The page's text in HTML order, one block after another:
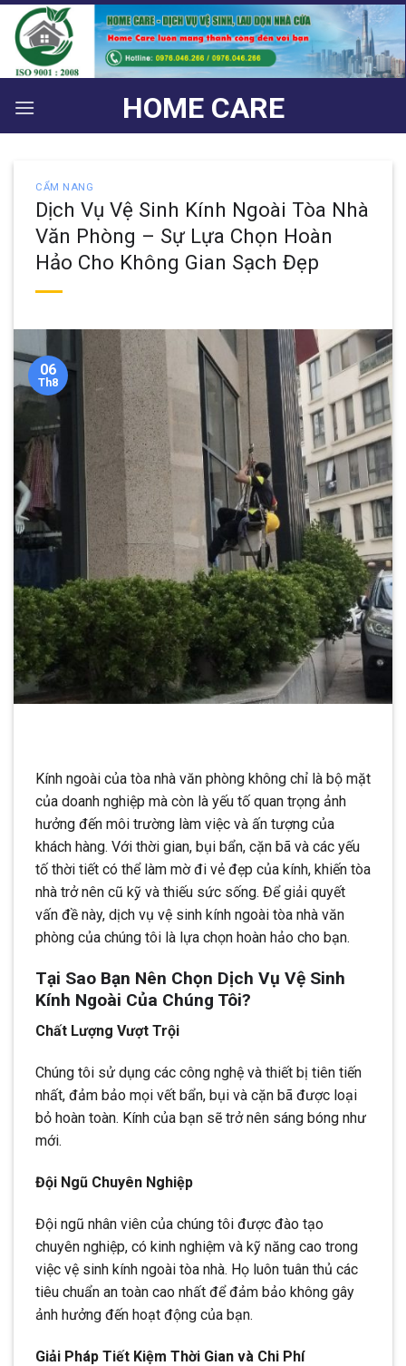
Bỏ
qua
nội
dung
HOME CARE
CẨM NANG
Dịch Vụ Vệ Sinh Kính Ngoài Tòa Nhà
Văn Phòng – Sự Lựa Chọn Hoàn
Hảo Cho Không Gian Sạch Đẹp
06
Th8
Kính ngoài của tòa nhà văn phòng không chỉ là bộ mặt
của doanh nghiệp mà còn là yếu tố quan trọng ảnh
hưởng đến môi trường làm việc và ấn tượng của
khách hàng. Với thời gian, bụi bẩn, cặn bã và các yếu
tố thời tiết có thể làm mờ đi vẻ đẹp của kính, khiến tòa
nhà trở nên cũ kỹ và thiếu sức sống. Để giải quyết
vấn đề này, dịch vụ vệ sinh kính ngoài tòa nhà văn
phòng của chúng tôi là lựa chọn hoàn hảo cho bạn.
Tại Sao Bạn Nên Chọn Dịch Vụ Vệ Sinh
Kính Ngoài Của Chúng Tôi?
Chất Lượng Vượt Trội
Chúng tôi sử dụng các công nghệ và thiết bị tiên tiến
nhất, đảm bảo mọi vết bẩn, bụi và cặn bã được loại
bỏ hoàn toàn. Kính của bạn sẽ trở nên sáng bóng như
mới.
Đội Ngũ Chuyên Nghiệp
Đội ngũ nhân viên của chúng tôi được đào tạo
chuyên nghiệp, có kinh nghiệm và kỹ năng cao trong
việc vệ sinh kính ngoài tòa nhà. Họ luôn tuân thủ các
tiêu chuẩn an toàn cao nhất để đảm bảo không gây
ảnh hưởng đến hoạt động của bạn.
Giải Pháp Tiết Kiệm Thời Gian và Chi Phí